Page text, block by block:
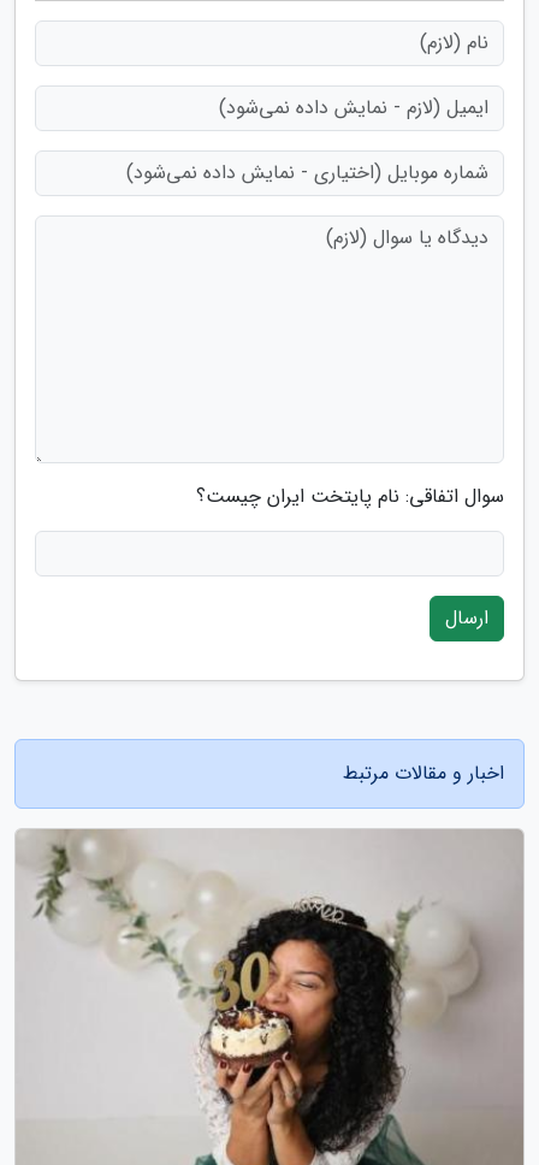
سوال اتفاقی: نام پایتخت ایران چیست؟
ارسال
اخبار و مقالات مرتبط